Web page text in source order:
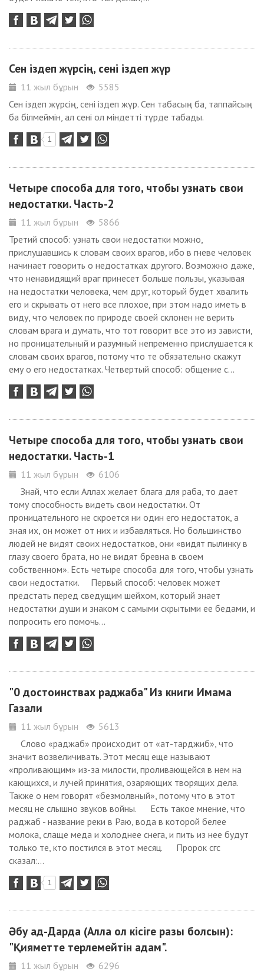
Сен іздеп жүрсің, сені іздеп жүр
11 жыл бұрын
5585
Сен іздеп жүрсің, сені іздеп жүр. Сен табасың ба, таппайсың
ба білмеймін, ал сені ол міндетті түрде табады.
1
Четыре способа для того, чтобы узнать свои
недостатки. Часть-2
11 жыл бұрын
5866
Третий способ: узнать свои недостатки можно,
прислушавшись к словам своих врагов, ибо в гневе человек
начинает говорить о недостатках другого. Возможно даже,
что ненавидящий враг принесет больше пользы, указывая
на недостатки человека, чем друг, который будет хвалить
его и скрывать от него все плохое, при этом надо иметь в
виду, что человек по природе своей склонен не верить
словам врага и думать, что тот говорит все это из зависти,
но проницательный и разумный непременно прислушается к
словам своих врагов, потому что те обязательно скажут
ему о его недостатках. Четвертый способ: общение с...
Четыре способа для того, чтобы узнать свои
недостатки. Часть-1
11 жыл бұрын
6106
Знай, что если Аллах желает блага для раба, то дает
тому способность видеть свои недостатки. От
проницательного не скроется ни один его недостаток, а
зная их, он может от них и избавляться. Но большинство
людей не видят своих недостатков, они «видят пылинку в
глазу своего брата, но не видят бревна в своем
собственном». Есть четыре способа для того, чтобы узнать
свои недостатки. Первый способ: человек может
предстать перед сведущим шейхом, который знает
недостатки души и знаком с самыми скрытыми ее бедами, и
попросить его помочь...
"0 достоинствах раджаба" Из книги Имама
Газали
11 жыл бұрын
5613
Слово «раджаб» происходит от «ат-тарджиб», что
значит возвеличивать. Этот месяц еще называют
«проливающим» из-за милости, проливающейся в нем на
кающихся, и лучей принятия, озаряющих творящих дела.
Также о нем говорят «безмолвный», потому что в этот
месяц не слышно звуков войны. Есть такое мнение, что
раджаб - название реки в Раю, вода в которой белее
молока, слаще меда и холоднее снега, и пить из нее будут
только те, кто постился в этот месяц. Пророк сгс
сказал:...
1
Әбу ад-Дарда (Алла ол кісіге разы болсын):
"Қияметте терлемейтін адам".
11 жыл бұрын
6296